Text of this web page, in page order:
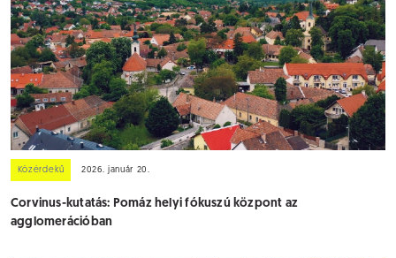
Közérdekű 2026. január 20.
Corvinus-kutatás: Pomáz helyi fókuszú központ az
agglomerációban